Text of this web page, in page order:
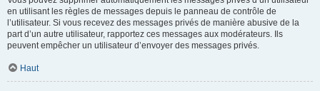
en utilisant les règles de messages depuis le panneau de contrôle de
l’utilisateur. Si vous recevez des messages privés de manière abusive de la
part d’un autre utilisateur, rapportez ces messages aux modérateurs. Ils
peuvent empêcher un utilisateur d’envoyer des messages privés.
Haut